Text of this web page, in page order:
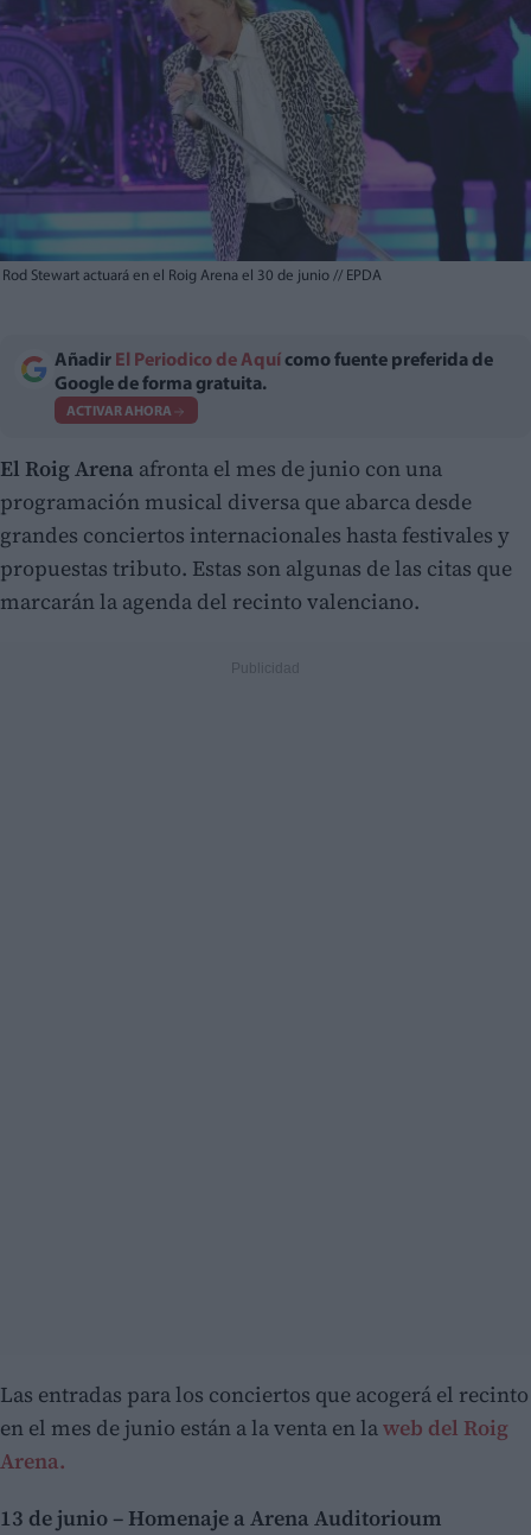
Rod Stewart actuará en el Roig Arena el 30 de junio // EPDA
Añadir El Periodico de Aquí como fuente preferida de
Google de forma gratuita.
ACTIVAR AHORA
El Roig Arena afronta el mes de junio con una
programación musical diversa que abarca desde
grandes conciertos internacionales hasta festivales y
propuestas tributo. Estas son algunas de las citas que
marcarán la agenda del recinto valenciano.
Las entradas para los conciertos que acogerá el recinto
en el mes de junio están a la venta en laweb del Roig
Arena.
13 de junio – Homenaje a Arena Auditorioum